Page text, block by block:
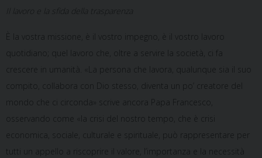
Il lavoro e la sfida della trasparenza
È la vostra missione, è il vostro impegno, è il vostro lavoro
quotidiano; quel lavoro che, oltre a servire la società, ci fa
crescere in umanità. «La persona che lavora, qualunque sia il suo
compito, collabora con Dio stesso, diventa un po’ creatore del
mondo che ci circonda» scrive ancora Papa Francesco,
osservando come «la crisi del nostro tempo, che è crisi
economica, sociale,
culturale e spirituale, può rappresentare per
tutti un appello a riscoprire il valore, l’importanza e la necessità